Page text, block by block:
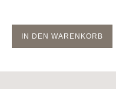
IN DEN WARENKORB